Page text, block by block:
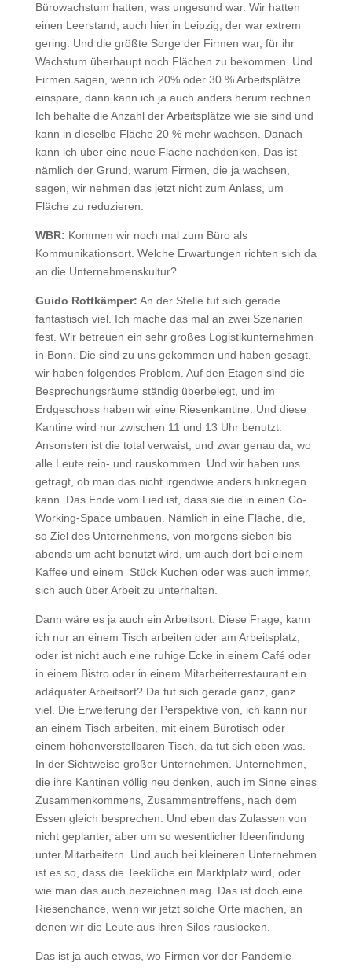
Bürowachstum hatten, was ungesund war. Wir hatten
einen Leerstand, auch hier in Leipzig, der war extrem
gering. Und die größte Sorge der Firmen war, für ihr
Wachstum überhaupt noch Flächen zu bekommen. Und
Firmen sagen, wenn ich 20% oder 30 % Arbeitsplätze
einspare, dann kann ich ja auch anders herum rechnen.
Ich behalte die Anzahl der Arbeitsplätze wie sie sind und
kann in dieselbe Fläche 20 % mehr wachsen. Danach
kann ich über eine neue Fläche nachdenken. Das ist
nämlich der Grund, warum Firmen, die ja wachsen,
sagen, wir nehmen das jetzt nicht zum Anlass, um
Fläche zu reduzieren.
WBR: Kommen wir noch mal zum Büro als
Kommunikationsort. Welche Erwartungen richten sich da
an die Unternehmenskultur?
Guido Rottkämper: An der Stelle tut sich gerade
fantastisch viel. Ich mache das mal an zwei Szenarien
fest. Wir betreuen ein sehr großes Logistikunternehmen
in Bonn. Die sind zu uns gekommen und haben gesagt,
wir haben folgendes Problem. Auf den Etagen sind die
Besprechungsräume ständig überbelegt, und im
Erdgeschoss haben wir eine Riesenkantine. Und diese
Kantine wird nur zwischen 11 und 13 Uhr benutzt.
Ansonsten ist die total verwaist, und zwar genau da, wo
alle Leute rein- und rauskommen. Und wir haben uns
gefragt, ob man das nicht irgendwie anders hinkriegen
kann. Das Ende vom Lied ist, dass sie die in einen Co-
Working-Space umbauen. Nämlich in eine Fläche, die,
so Ziel des Unternehmens, von morgens sieben bis
abends um acht benutzt wird, um auch dort bei einem
Kaffee und einem Stück Kuchen oder was auch immer,
sich auch über Arbeit zu unterhalten.
Dann wäre es ja auch ein Arbeitsort. Diese Frage, kann
ich nur an einem Tisch arbeiten oder am Arbeitsplatz,
oder ist nicht auch eine ruhige Ecke in einem Café oder
in einem Bistro oder in einem Mitarbeiterrestaurant ein
adäquater Arbeitsort? Da tut sich gerade ganz, ganz
viel. Die Erweiterung der Perspektive von, ich kann nur
an einem Tisch arbeiten, mit einem Bürotisch oder
einem höhenverstellbaren Tisch, da tut sich eben was.
In der Sichtweise großer Unternehmen. Unternehmen,
die ihre Kantinen völlig neu denken, auch im Sinne eines
Zusammenkommens, Zusammentreffens, nach dem
Essen gleich besprechen. Und eben das Zulassen von
nicht geplanter, aber um so wesentlicher Ideenfindung
unter Mitarbeitern. Und auch bei kleineren Unternehmen
ist es so, dass die Teeküche ein Marktplatz wird, oder
wie man das auch bezeichnen mag. Das ist doch eine
Riesenchance, wenn wir jetzt solche Orte machen, an
denen wir die Leute aus ihren Silos rauslocken.
Das ist ja auch etwas, wo Firmen vor der Pandemie